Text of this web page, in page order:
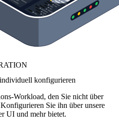
konfigurieren
Workload, den Sie nicht über
Sie ihn über unsere
UI und mehr bietet.